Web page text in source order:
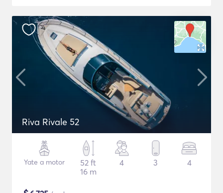
Riva Rivale 52
Yate a motor
52 ft
16 m
4 3 4